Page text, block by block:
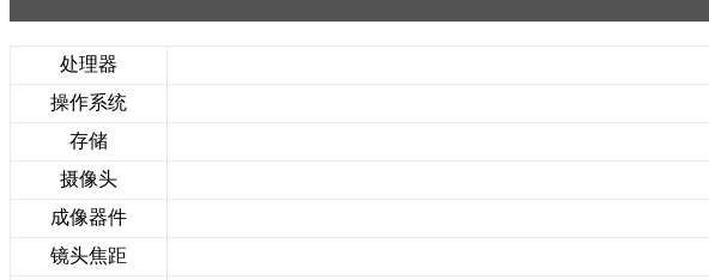
处理器
操作系统
存储
摄像头
成像器件
镜头焦距